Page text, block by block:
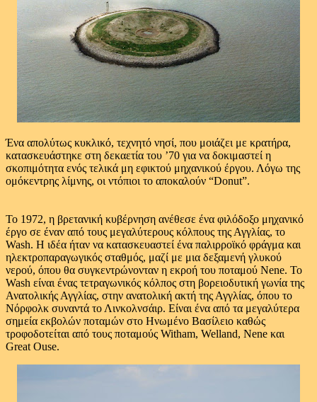
Ένα απολύτως κυκλικό, τεχνητό νησί, που μοιάζει με κρατήρα,
κατασκευάστηκε στη δεκαετία του ’70 για να δοκιμαστεί η
σκοπιμότητα ενός τελικά μη εφικτού μηχανικού έργου. Λόγω της
ομόκεντρης λίμνης, οι ντόπιοι το αποκαλούν “Donut”.
Το 1972, η βρετανική κυβέρνηση ανέθεσε ένα φιλόδοξο μηχανικό
έργο σε έναν από τους μεγαλύτερους κόλπους της Αγγλίας, το
Wash. Η ιδέα ήταν να κατασκευαστεί ένα παλιρροϊκό φράγμα και
ηλεκτροπαραγωγικός σταθμός, μαζί με μια δεξαμενή γλυκού
νερού, όπου θα συγκεντρώνονταν η εκροή του ποταμού Nene. Το
Wash είναι ένας τετραγωνικός κόλπος στη βορειοδυτική γωνία της
Ανατολικής Αγγλίας, στην ανατολική ακτή της Αγγλίας, όπου το
Νόρφολκ συναντά το Λινκολνσάιρ. Είναι ένα από τα μεγαλύτερα
σημεία εκβολών ποταμών στο Ηνωμένο Βασίλειο καθώς
τροφοδοτείται από τους ποταμούς Witham, Welland, Nene και
Great Ouse.